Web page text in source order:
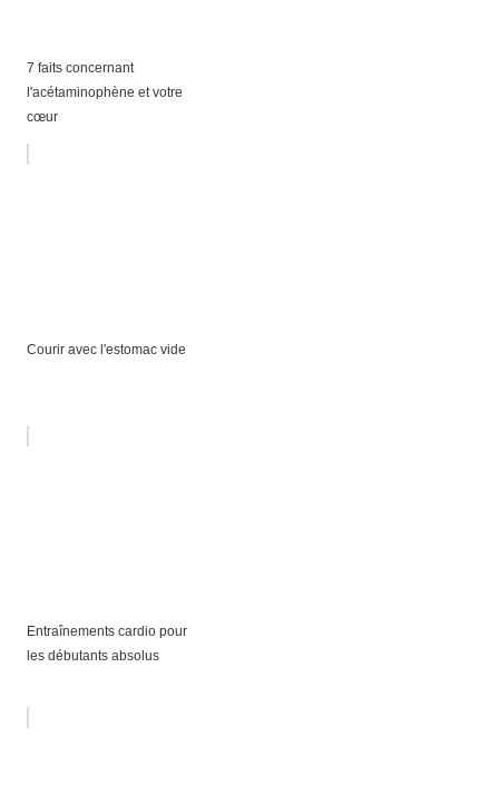
7 faits concernant
l'acétaminophène et votre
cœur
Courir avec l'estomac vide
Entraînements cardio pour
les débutants absolus